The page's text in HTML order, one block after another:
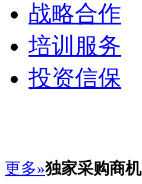
战略合作
培训服务
投资信保
更多»独家采购商机